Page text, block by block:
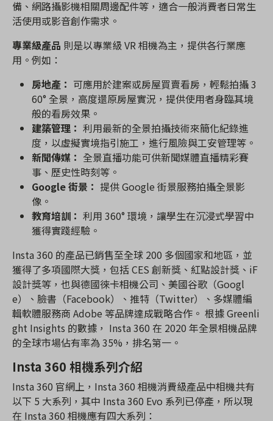
備、網路攝影機相關周邊配件等，適合一般消費者日常生
活使用或影音創作需求。
專業級產品 則是以專業級 VR 相機為主，提供各行業應
用。例如：
房地產： 可應用於建案或房屋買賣看房，輕鬆拍攝 3
60° 全景，高度還原房屋實況，提供使用者身臨其境
般的看房效果。
建築管理： 利用最新的全景拍攝技術來簡化紀錄進
度，以虛擬實境指引施工，進行風險與工安管理等。
新聞傳媒： 全景直播功能可供新聞媒體直播精彩賽
事、歷史性時刻等。
Google 街景： 提供 Google 街景服務拍攝全景影
像。
教育培訓： 利用 360° 環境，讓學生在沉浸式學習中
獲得實踐經驗。
Insta 360 的產品已銷售至全球 200 多個國家和地區，並
獲得了多項國際大獎，包括 CES 創新獎、紅點設計獎、iF
設計獎等，也與德國徠卡相機公司、美國谷歌（Googl
e）、臉書（Facebook）、推特（Twitter）、多媒體編
輯軟體服務商 Adobe 等品牌達成戰略合作。 根據 Greenli
ght Insights 的數據， Insta 360 在 2020 年全景相機品牌
的全球市場佔有率為 35%，排名第一。
Insta 360 相機系列介紹
Insta 360 官網上，Insta 360 相機消費級產品中相機共有
以下 5 大系列，其中 Insta 360 Evo 系列已停產，所以現
在 Insta 360 相機應有四大系列：